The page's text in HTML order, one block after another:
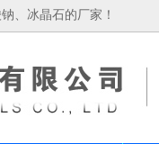
、冰晶石的厂家！